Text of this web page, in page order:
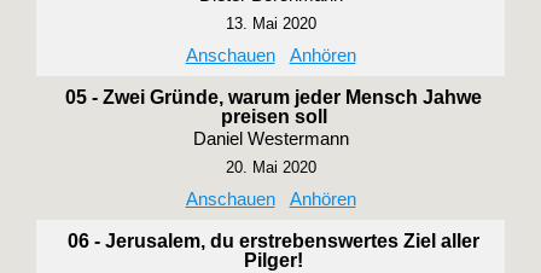
13. Mai 2020
Anschauen Anhören
05 - Zwei Gründe, warum jeder Mensch Jahwe
preisen soll
Daniel Westermann
20. Mai 2020
Anschauen Anhören
06 - Jerusalem, du erstrebenswertes Ziel aller
Pilger!